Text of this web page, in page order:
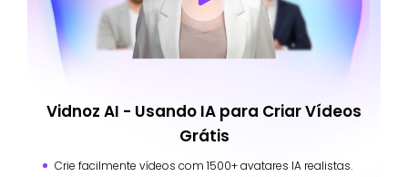
Vidnoz AI - Usando IA para Criar Vídeos
Grátis
Crie facilmente vídeos com 1500+ avatares IA realistas.